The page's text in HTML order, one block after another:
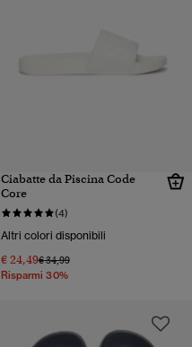
Ciabatte da Piscina Code
Core
(4)
Altri colori disponibili
€ 24,49Prezzo ridotto da
€ 34,99a
Risparmi 30%